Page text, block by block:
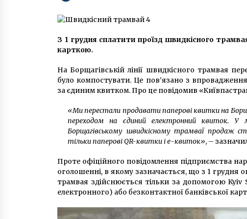
заболеваемостью гриппом и ОРВИ
Сумна історія столітнього
козацького маєтку та пташиного
зоопарку у середмісті Києва
З 1 грудня сплатити проїзд швидкісного
карткою.
На Борщагівській лінії швидкісного трамвая
було компостувати. Це пов’язано з
за єдиним квитком. Про це повідомив
«Ми перестали продавати паперові квитки на
переходом на єдиний електронний квиток. У
Борщагівському швидкісному трамваї продаж
тільки паперові QR-квитки і е-квиток», –
Проте офіційного повідомлення підприємства
оголошенні, в якому зазначається, що з 1 грудня
трамвая здійснюється тільки за допомогою
електронного) або безконтактної банківської